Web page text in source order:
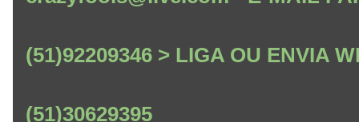
(51)92209346 > LIGA OU ENVIA
(51)30629395